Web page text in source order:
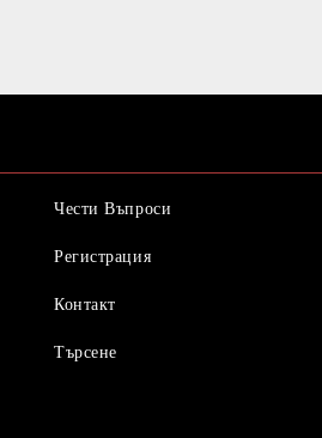
Чести Въпроси
Регистрация
Контакт
Търсене